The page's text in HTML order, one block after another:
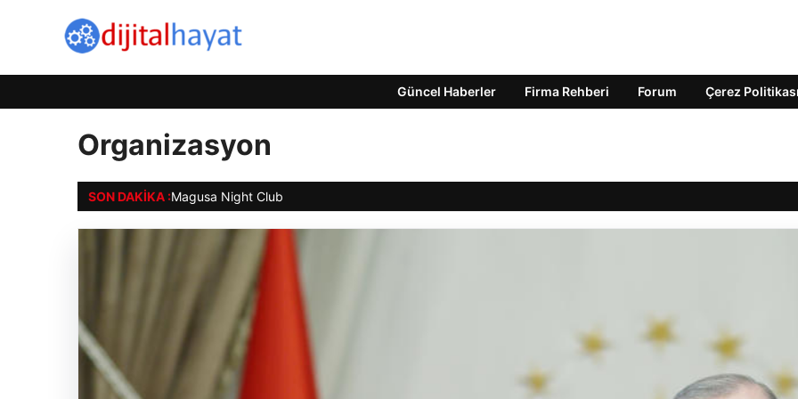
Güncel Haberler Firma Rehberi Forum Çerez
Organizasyon
SON DAKIKA :Magusa Night Club